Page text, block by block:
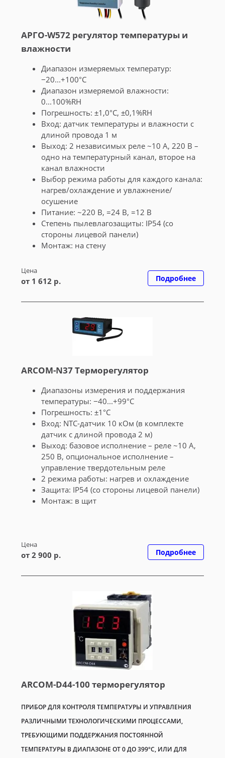
АРГО-W572 регулятор температуры и
влажности
Диапазон измеряемых температур:
−20...+100°С
Диапазон измеряемой влажности:
0...100%RH
Погрешность: ±1,0°С, ±0,1%RH
Вход: датчик температуры и влажности с
длиной провода 1 м
Выход: 2 независимых реле ~10 А, 220 В –
одно на температурный канал, второе на
канал влажности
Выбор режима работы для каждого канала:
нагрев/охлаждение и увлажнение/
осушение
Питание: ~220 В, =24 В, =12 В
Cтепень пылевлагозащиты: IP54 (со
стороны лицевой панели)
Монтаж: на стену
Цена
от 1 612 р. Подробнее
ARCOM-N37 Терморегулятор
Диапазоны измерения и поддержания
температуры: −40...+99°С
Погрешность: ±1°C
Вход: NTC-датчик 10 кОм (в комплекте
датчик с длиной провода 2 м)
Выход: базовое исполнение – реле ~10 А,
250 В, опциональное исполнение –
управление твердотельным реле
2 режима работы: нагрев и охлаждение
Защита: IP54 (со стороны лицевой панели)
Монтаж: в щит
Цена
от 2 900 р. Подробнее
ARCOM-D44-100 терморегулятор
ПРИБОР ДЛЯ КОНТРОЛЯ ТЕМПЕРАТУРЫ И УПРАВЛЕНИЯ
РАЗЛИЧНЫМИ ТЕХНОЛОГИЧЕСКИМИ ПРОЦЕССАМИ,
ТРЕБУЮЩИМИ ПОДДЕРЖАНИЯ ПОСТОЯННОЙ
ТЕМПЕРАТУРЫ В ДИАПАЗОНЕ ОТ 0 ДО 399°С, ИЛИ ДЛЯ